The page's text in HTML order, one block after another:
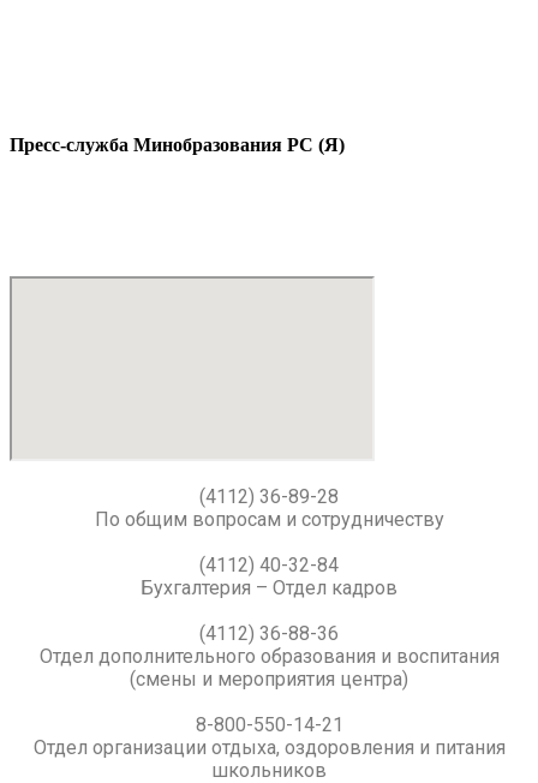
Пресс-служба Минобразования РС (Я)
(4112) 36-89-28
По общим вопросам и сотрудничеству
(4112) 40-32-84
Бухгалтерия – Отдел кадров
(4112) 36-88-36
Отдел дополнительного образования и воспитания
(смены и мероприятия центра)
8-800-550-14-21
Отдел организации отдыха, оздоровления и питания
школьников